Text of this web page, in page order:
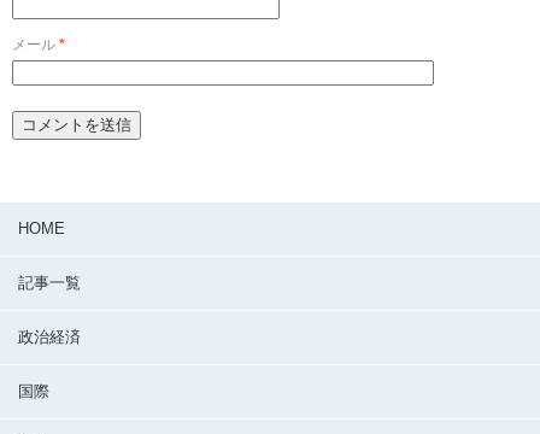
メール *
HOME
記事一覧
政治経済
国際